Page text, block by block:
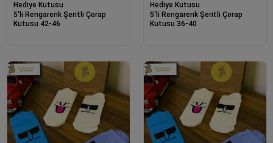
Hediye Kutusu
5'li Rengarenk Şeritli Çorap
Kutusu 42-46
Hediye Kutusu
5'li Rengarenk Şeritli Çorap
Kutusu 36-40